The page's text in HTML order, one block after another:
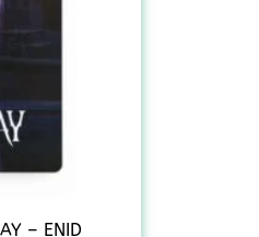
– ENID